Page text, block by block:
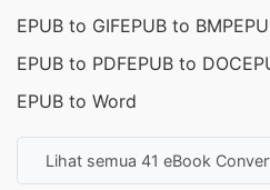
EPUB to GIFEPUB to BMP
EPUB to PDFEPUB to DOC
EPUB to Word
Lihat semua 41 eBook